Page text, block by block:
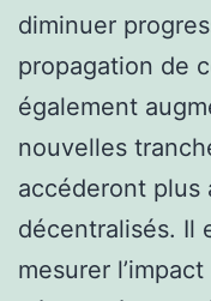
diminuer
propagation de
également
nouvelles
accéderont plus
décentralisés. Il
mesurer